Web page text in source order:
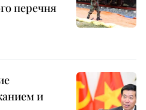
перечня
и